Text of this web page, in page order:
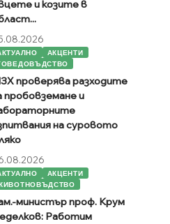
и козите в
АКЦЕНТИ
проверява разходите
пробовземане и
на суровото
АКЦЕНТИ
министър проф. Крум
Работим